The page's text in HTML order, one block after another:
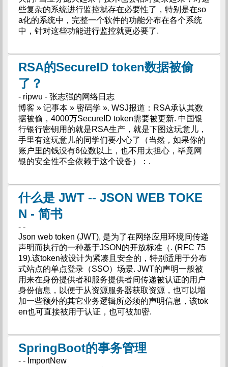
些复杂的系统进行监控就存在必要性了，特别是在so
a化的系统中，完整一个软件的功能分布在各个系统
中，针对这些功能进行监控就更必要了.
RSA的SecureID token数据被偷
了？
- ripwu - 张志强的网络日志
博客 » 记事本 » 密码学 ». WSJ报道：RSA承认其数
据被偷，4000万SecureID token需要被更新. 中国银
行银行密钥用的就是RSA生产，就是下图这玩意儿，
手里有这玩意儿的同学们要小心了（当然，如果你的
账户里的钱没有6位数以上，也不用太担心，毕竟网
银的安全性不全依赖于这个设备）：.
什么是 JWT -- JSON WEB TOKE
N - 简书
- -
Json web token (JWT), 是为了在网络应用环境间传递
声明而执行的一种基于JSON的开放标准（. (RFC 75
19).该token被设计为紧凑且安全的，特别适用于分布
式站点的单点登录（SSO）场景. JWT的声明一般被
用来在身份提供者和服务提供者间传递被认证的用户
身份信息，以便于从资源服务器获取资源，也可以增
加一些额外的其它业务逻辑所必须的声明信息，该tok
en也可直接被用于认证，也可被加密.
SpringBoot的事务管理
- - ImportNew